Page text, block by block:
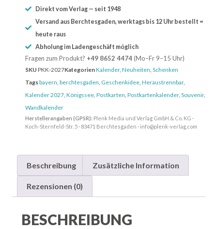
Direkt vom Verlag — seit 1948
Versand aus Berchtesgaden, werktags bis 12 Uhr bestellt =
heute raus
Abholung im Ladengeschäft möglich
Fragen zum Produkt? +49 8652 4474(Mo–Fr 9–15 Uhr)
SKU PKK-2027KategorienKalender, Neuheiten Schenken
Tagsbayern berchtesgaden Geschenkidee Heraustrennbar,
Kalender 2027 Königssee Postkarten Postkartenkalender, Souvenir,
Wandkalender
Herstellerangaben (GPSR): Plenk Media und Verlag GmbH & Co. KG ·
Koch-Sternfeld-Str. 5 · 83471 Berchtesgaden · info@plenk-verlag.com
Beschreibung Zusätzliche Information
Rezensionen (0)
BESCHREIBUNG